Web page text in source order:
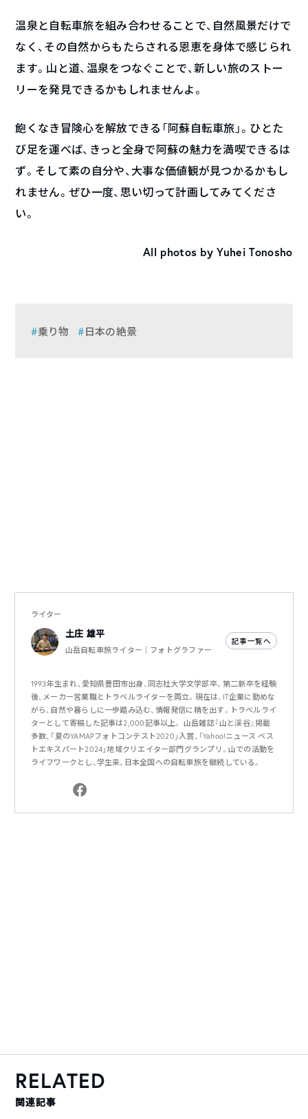
温泉と自転車旅を組み合わせることで、自然風景だけで
なく、その自然からもたらされる恩恵を身体で感じられ
ます。山と道、温泉をつなぐことで、新しい旅のストー
リーを発見できるかもしれませんよ。
飽くなき冒険心を解放できる「阿蘇自転車旅」。ひとた
び足を運べば、きっと全身で阿蘇の魅力を満喫できるは
ず。そして素の自分や、大事な価値観が見つかるかもし
れません。ぜひ一度、思い切って計画してみてくださ
い。
All photos by Yuhei Tonosho
乗り物 日本の絶景
ライター
土庄 雄平
山岳自転車旅ライター｜フォトグラファー
記事一覧へ
1993年生まれ、愛知県豊田市出身、同志社大学文学部卒。第二新卒を経験
後、メーカー営業職とトラベルライターを両立。現在は、IT企業に勤めな
がら、自然や暮らしに一歩踏み込む、情報発信に精を出す。トラベルライ
ターとして寄稿した記事は2,000記事以上。 山岳雑誌『山と渓谷』掲載
多数、「夏のYAMAPフォトコンテスト2020」入賞、「Yahoo!ニュース ベス
トエキスパート2024」地域クリエイター部門グランプリ。山での活動を
ライフワークとし、学生来、日本全国への自転車旅を継続している。
RELATED
関連記事